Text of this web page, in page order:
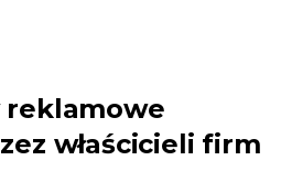
reklamowe
właścicieli firm